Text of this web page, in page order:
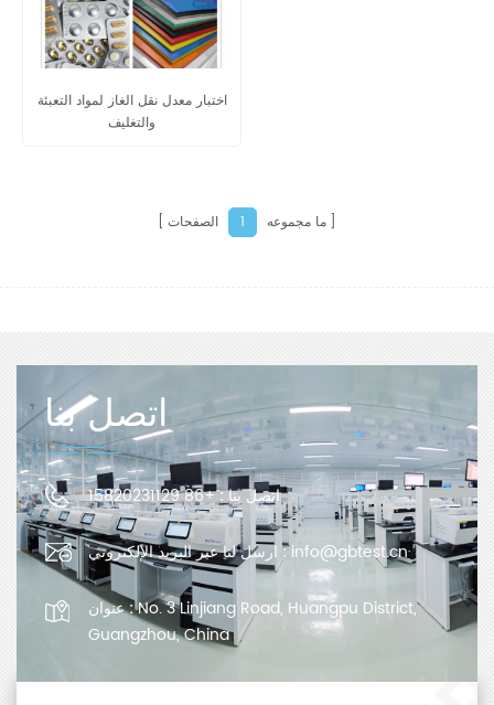
اختبار معدل نقل الغاز لمواد التعبئة
والتغليف
ما مجموعه 1 الصفحات
اتصل بنا
اتصل بنا :+86 15820231129
ارسل لنا عبر البريد الإلكتروني :info@gbtest.cn
عنوان :No. 3 Linjiang Road, Huangpu District,
Guangzhou, China